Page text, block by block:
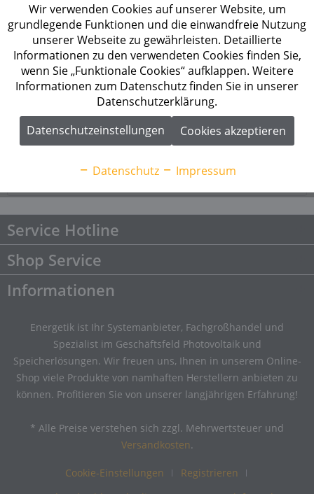
Merken
Artikel-Nr.: 271128
Beschreibung
Kostal HELIVOR HV 12.8 Batterieset 12,8 kWh Der
KOSTAL HELIVOR HV Energiespeicher...mehr
Service Hotline
Shop Service
Informationen
Energetik ist Ihr Systemanbieter, Fachgroßhandel und
Spezialist im Geschäftsfeld Photovoltaik und
Speicherlösungen. Wir freuen uns, Ihnen in unserem Online-
Shop viele Produkte von namhaften Herstellern anbieten zu
können. Profitieren Sie von unserer langjährigen Erfahrung!
* Alle Preise verstehen sich zzgl. Mehrwertsteuer und
Versandkosten.
Cookie-Einstellungen
Registrieren
Wir verwenden Cookies auf unserer Website, um
grundlegende Funktionen und die einwandfreie Nutzung
unserer Webseite zu gewährleisten. Detaillierte
Informationen zu den verwendeten Cookies finden Sie,
wenn Sie „Funktionale Cookies“ aufklappen. Weitere
Informationen zum Datenschutz finden Sie in unserer
Datenschutzerklärung.
Datenschutzeinstellungen
Cookies akzeptieren
Datenschutz Impressum